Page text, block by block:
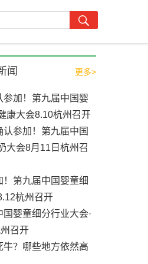
闻 更多>
加！第九届中国婴
康大会8.10杭州召开
参加！第九届中国
大会8月11日杭州召
第九届中国婴童细
杭州召开
婴童细分行业大会·
召开
？哪些地方依然高